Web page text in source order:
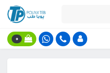
0